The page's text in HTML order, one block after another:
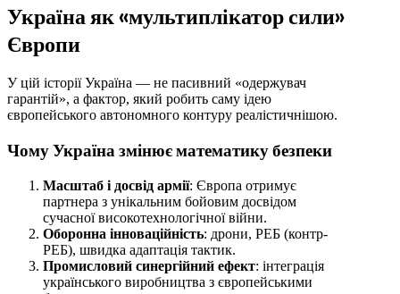
Україна як «мультиплікатор сили»
Європи
У цій історії Україна — не пасивний «одержувач
гарантій», а фактор, який робить саму ідею
європейського автономного контуру реалістичнішою.
Чому Україна змінює математику безпеки
Масштаб і досвід армії: Європа отримує
партнера з унікальним бойовим досвідом
сучасної високотехнологічної війни.
Оборонна інноваційність: дрони, РЕБ (контр-
РЕБ), швидка адаптація тактик.
Промисловий синергійний ефект: інтеграція
українського виробництва з європейськими